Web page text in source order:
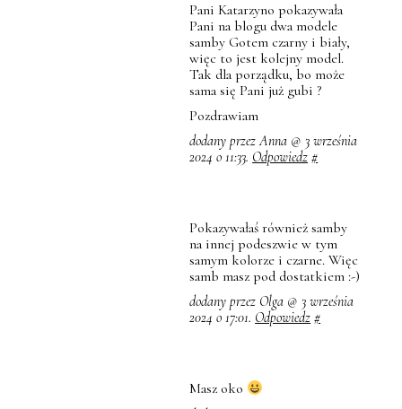
Pani Katarzyno pokazywała
Pani na blogu dwa modele
samby Gotem czarny i biały,
więc to jest kolejny model.
Tak dla porządku, bo może
sama się Pani już gubi ?
Pozdrawiam
dodany przez Anna @ 3 września
2024 o 11:33. Odpowiedz #
Pokazywałaś również samby
na innej podeszwie w tym
samym kolorze i czarne. Więc
samb masz pod dostatkiem :-)
dodany przez Olga @ 3 września
2024 o 17:01. Odpowiedz #
Masz oko